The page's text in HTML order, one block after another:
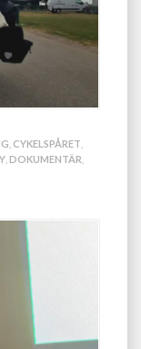
CYKELSPÅRET
DOKUMENTÄR